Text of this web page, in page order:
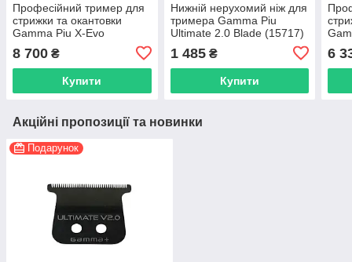
Професійний тример для
стрижки та окантовки
Gamma Piu X-Evo
8 700 ₴
Купити
Нижній нерухомий ніж для
тримера Gamma Piu
Ultimate 2.0 Blade (15717)
1 485₴
Купити
6
Акційні пропозиції та новинки
Подарунок